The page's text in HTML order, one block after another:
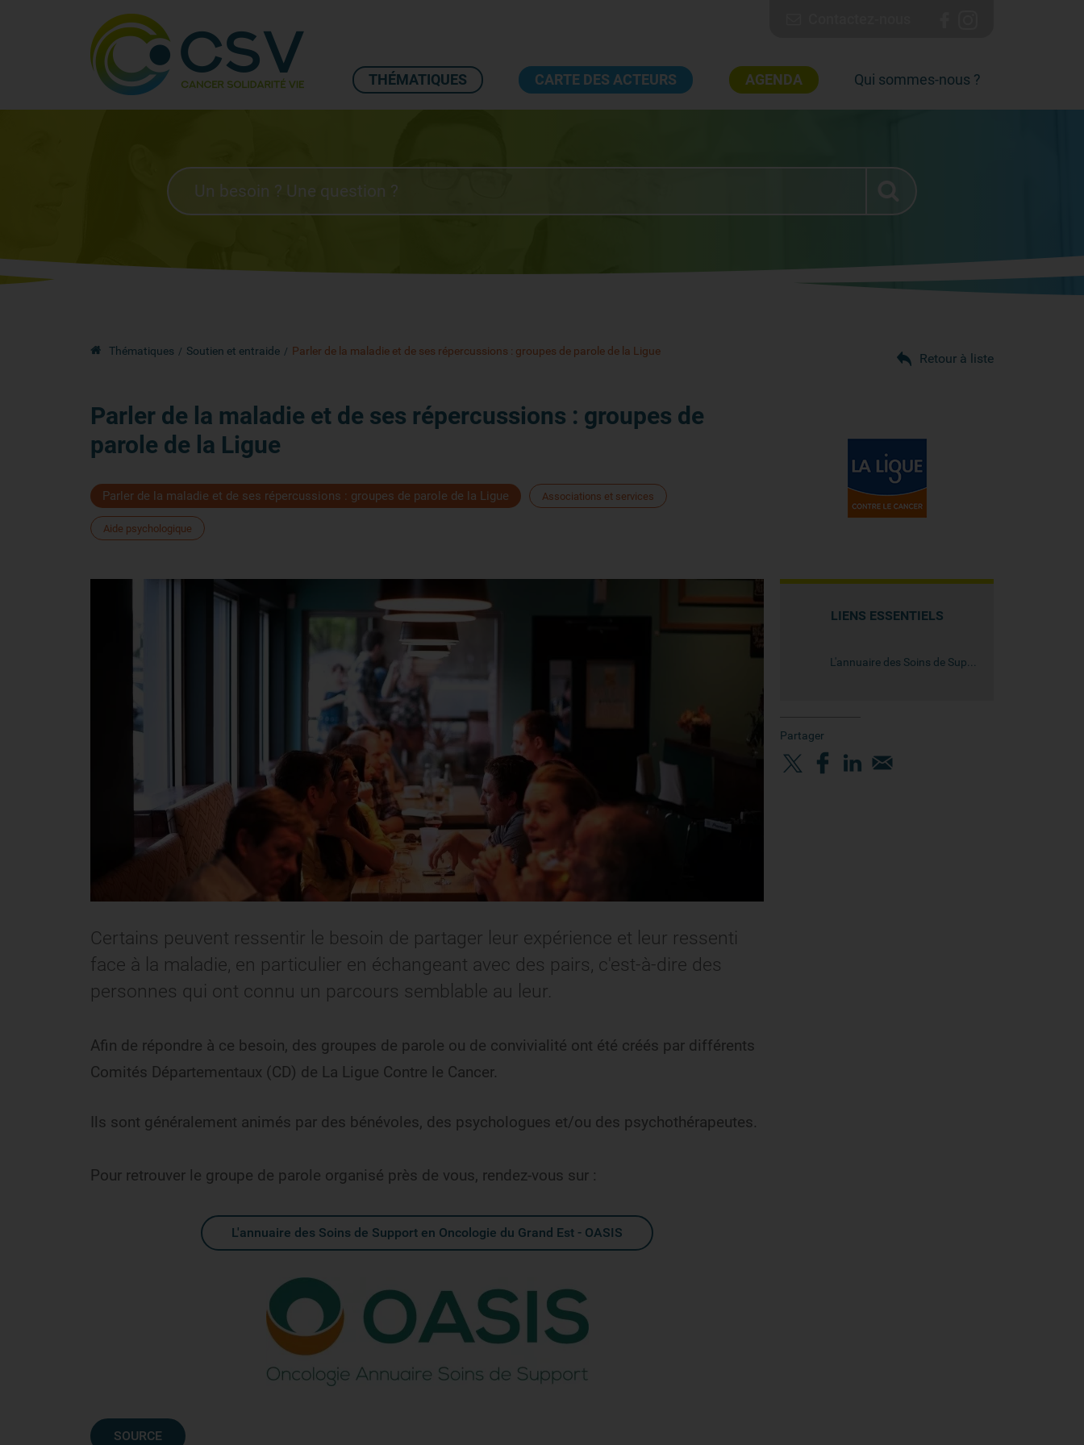
THÉMATIQUES CARTE DES ACTEURS AGENDA Qui sommes-nous ?
Thématiques Soutien et entraide Parler de la maladie et de ses répercussions : groupes de parole de la Ligue Retour à liste
Parler de la maladie et de ses répercussions : groupes de
parole de la Ligue
Parler de la maladie et de ses répercussions : groupes de parole de la Ligue Associations et services
Aide psychologique
Certains peuvent ressentir le besoin de partager leur expérience et leur ressenti
face à la maladie, en particulier en échangeant avec des pairs, c'est-à-dire des
personnes qui ont connu un parcours semblable au leur.
Afin de répondre à ce besoin, des groupes de parole ou de convivialité ont été créés par différents
Comités Départementaux (CD) de La Ligue Contre le Cancer.
Ils sont généralement animés par des bénévoles, des psychologues et/ou des psychothérapeutes.
Pour retrouver le groupe de parole organisé près de vous, rendez-vous sur :
L'annuaire des Soins de Support en Oncologie du Grand Est - OASIS
SOURCE
LIENS ESSENTIELS
Partager
Partager sur X
Partager sur Facebook
Partager sur LinkedIn
Partager par email